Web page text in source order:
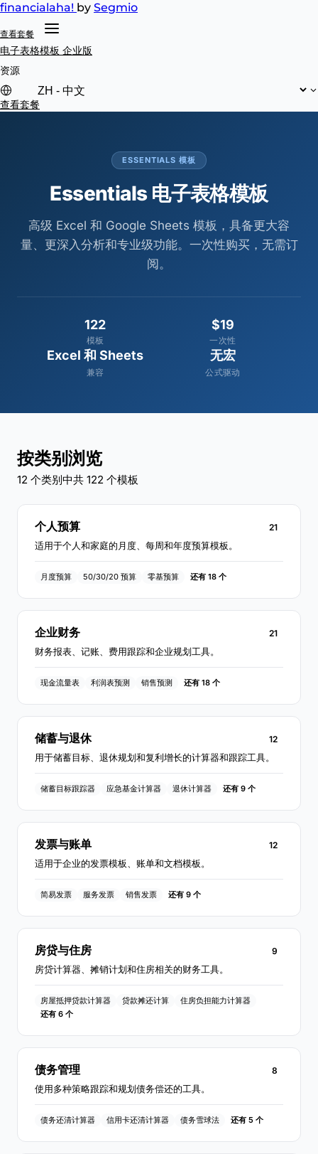
financialaha! by Segmio
查看套餐
电子表格模板 企业版
资源
查看套餐
ESSENTIALS 模板
Essentials 电子表格模板
高级 Excel 和 Google Sheets 模板，具备更大容
量、更深入分析和专业级功能。一次性购买，无需订
阅。
122
模板
$19
一次性
Excel 和 Sheets
兼容
无宏
公式驱动
按类别浏览
12 个类别中共 122 个模板
个人预算 21
适用于个人和家庭的月度、每周和年度预算模板。
月度预算 50/30/20 预算 零基预算 还有 18 个
企业财务 21
财务报表、记账、费用跟踪和企业规划工具。
现金流量表 利润表预测 销售预测 还有 18 个
储蓄与退休 12
用于储蓄目标、退休规划和复利增长的计算器和跟踪工具。
储蓄目标跟踪器 应急基金计算器 退休计算器 还有 9 个
发票与账单 12
适用于企业的发票模板、账单和文档模板。
简易发票 服务发票 销售发票 还有 9 个
房贷与住房 9
房贷计算器、摊销计划和住房相关的财务工具。
房屋抵押贷款计算器 贷款摊还计算
住房负担能力计算器
还有 6 个
债务管理 8
使用多种策略跟踪和规划债务偿还的工具。
债务还清计算器 信用卡还清计算器 债务雪球法 还有 5 个